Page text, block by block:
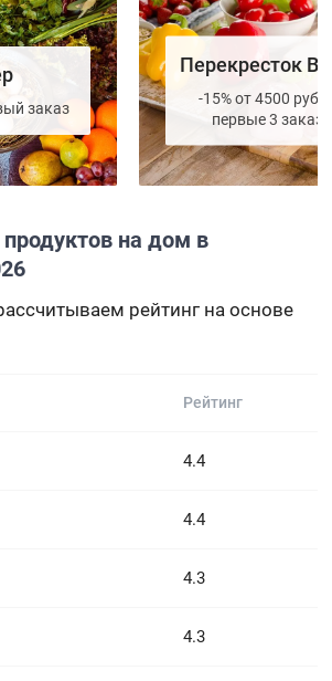
заказ
Перекресток
-15% от 4500 руб.
первые 3 заказа
на дом в
рейтинг на основе
Рейтинг
4.4
4.4
4.3
4.3